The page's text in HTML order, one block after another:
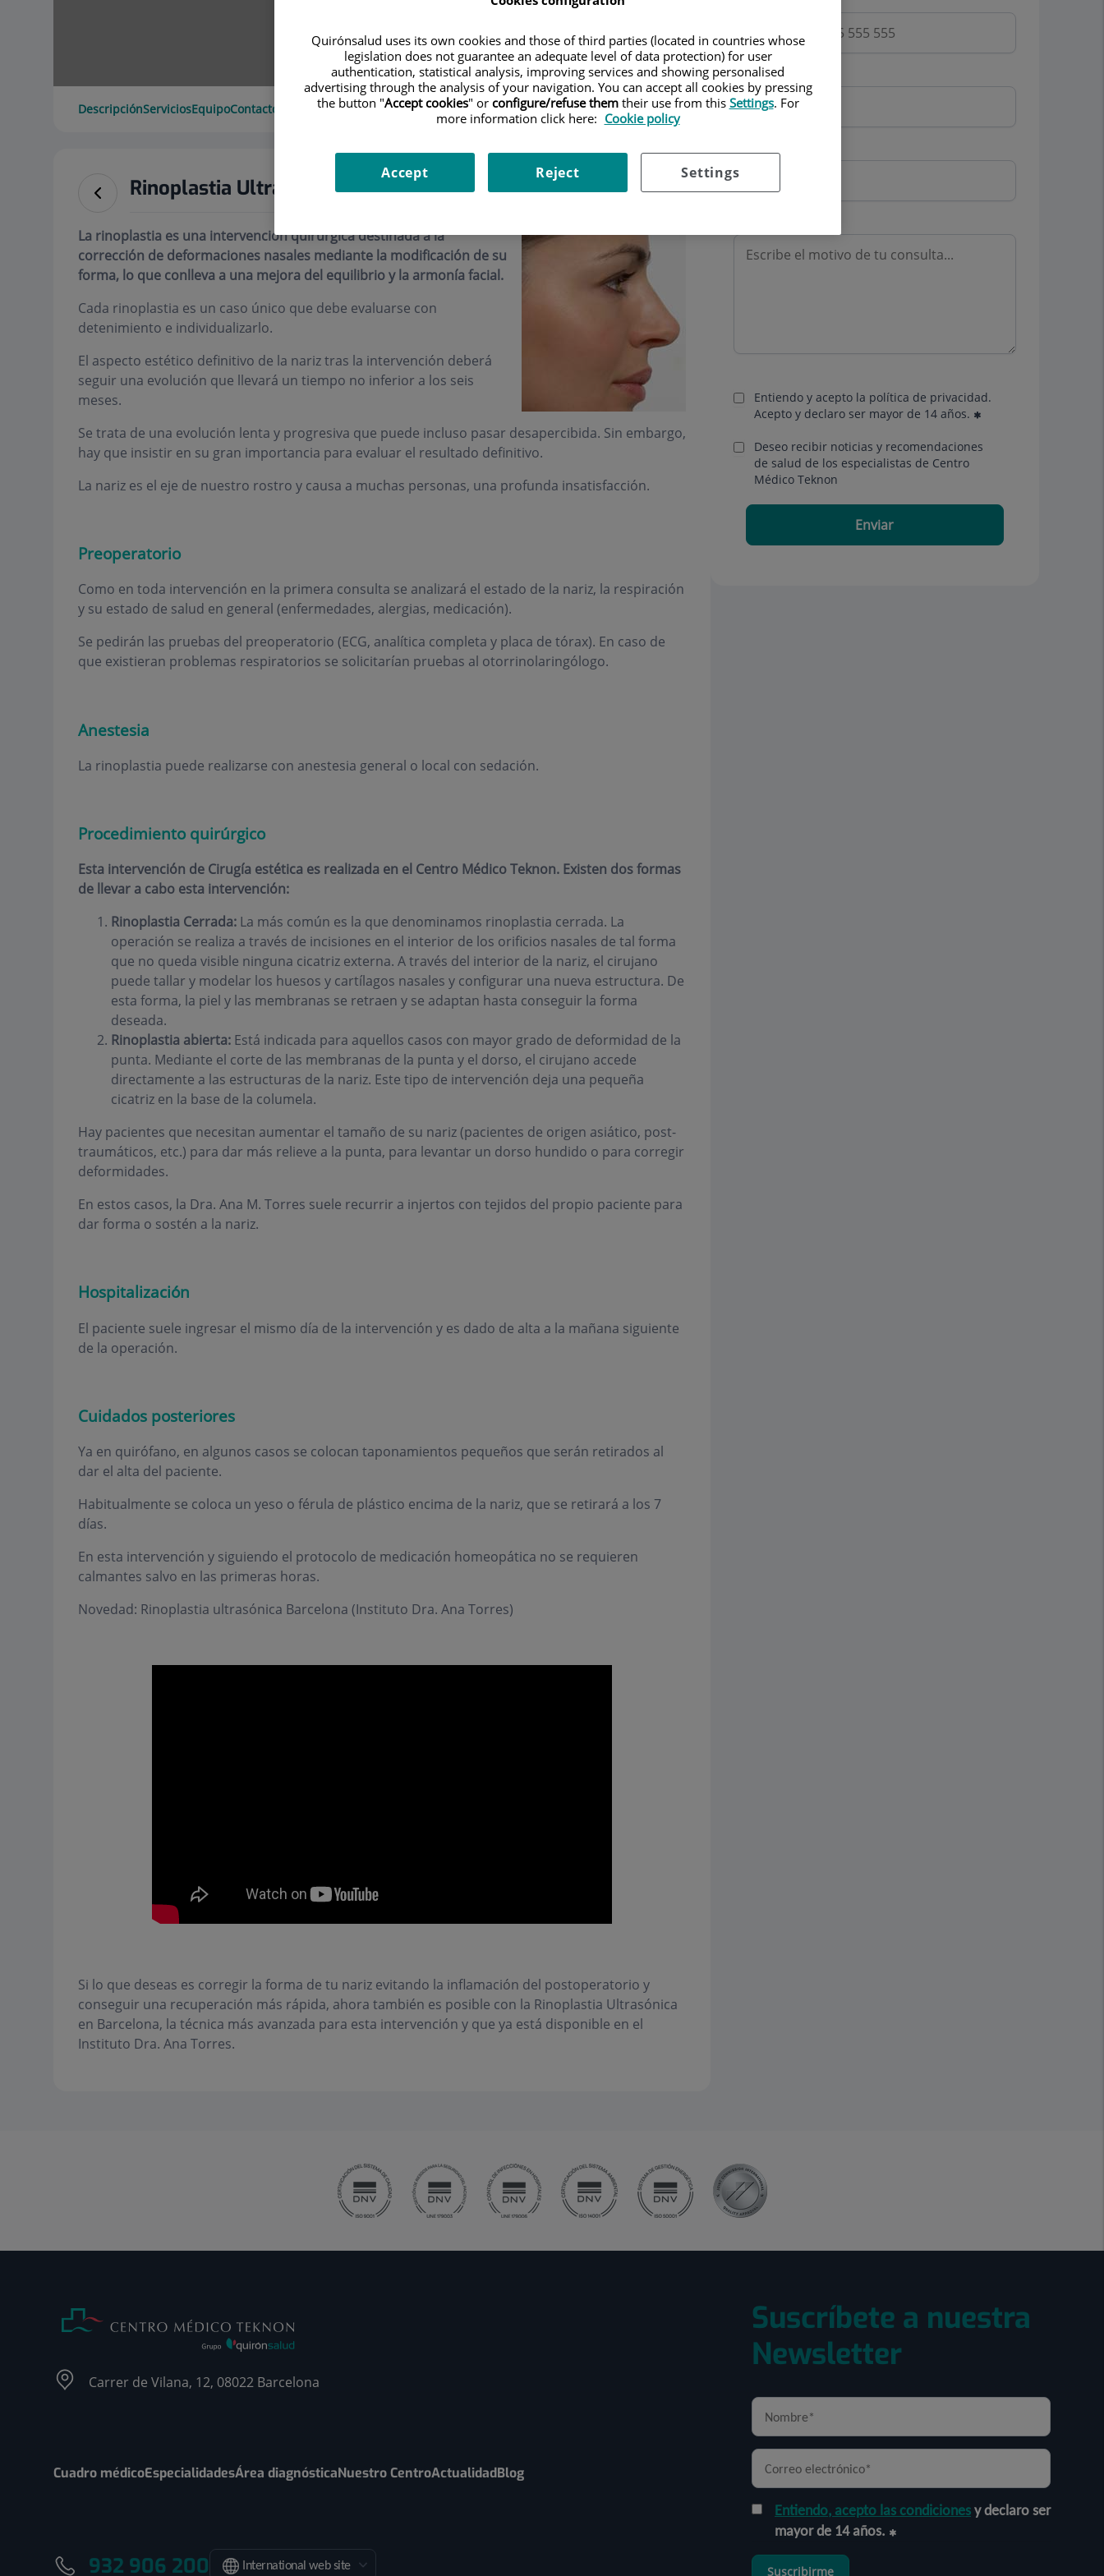
DescripciónServiciosEquipoContacto Datos de interésHorario
Rinoplastia Ultrasónica
La rinoplastia es una intervención quirúrgica destinada a la
corrección de deformaciones nasales mediante la modificación de su
forma, lo que conlleva a una mejora del equilibrio y la armonía facial.
Cada rinoplastia es un caso único que debe evaluarse con
detenimiento e individualizarlo.
El aspecto estético definitivo de la nariz tras la intervención deberá
seguir una evolución que llevará un tiempo no inferior a los seis
meses.
Se trata de una evolución lenta y progresiva que puede incluso pasar desapercibida. Sin embargo,
hay que insistir en su gran importancia para evaluar el resultado definitivo.
La nariz es el eje de nuestro rostro y causa a muchas personas, una profunda insatisfacción.
Preoperatorio
Como en toda intervención en la primera consulta se analizará el estado de la nariz, la respiración
y su estado de salud en general (enfermedades, alergias, medicación).
Se pedirán las pruebas del preoperatorio (ECG, analítica completa y placa de tórax). En caso de
que existieran problemas respiratorios se solicitarían pruebas al otorrinolaringólogo.
Anestesia
La rinoplastia puede realizarse con anestesia general o local con sedación.
Procedimiento quirúrgico
Esta intervención de Cirugía estética es realizada en el Centro Médico Teknon. Existen dos formas
de llevar a cabo esta intervención:
Rinoplastia Cerrada:La más común es la que denominamos rinoplastia cerrada. La
operación se realiza a través de incisiones en el interior de los orificios nasales de tal forma
que no queda visible ninguna cicatriz externa. A través del interior de la nariz, el cirujano
puede tallar y modelar los huesos y cartílagos nasales y configurar una nueva estructura. De
esta forma, la piel y las membranas se retraen y se adaptan hasta conseguir la forma
deseada.
Rinoplastia abierta:Está indicada para aquellos casos con mayor grado de deformidad de la
punta. Mediante el corte de las membranas de la punta y el dorso, el cirujano accede
directamente a las estructuras de la nariz. Este tipo de intervención deja una pequeña
cicatriz en la base de la columela.
Hay pacientes que necesitan aumentar el tamaño de su nariz (pacientes de origen asiático, post-
traumáticos, etc.) para dar más relieve a la punta, para levantar un dorso hundido o para corregir
deformidades.
En estos casos, la Dra. Ana M. Torres suele recurrir a injertos con tejidos del propio paciente para
dar forma o sostén a la nariz.
Hospitalización
El paciente suele ingresar el mismo día de la intervención y es dado de alta a la mañana siguiente
de la operación.
Cuidados posteriores
Ya en quirófano, en algunos casos se colocan taponamientos pequeños que serán retirados al
dar el alta del paciente.
Habitualmente se coloca un yeso o férula de plástico encima de la nariz, que se retirará a los 7
días.
En esta intervención y siguiendo el protocolo de medicación homeopática no se requieren
calmantes salvo en las primeras horas.
Novedad: Rinoplastia ultrasónica Barcelona (Instituto Dra. Ana Torres)
Si lo que deseas es corregir la forma de tu nariz evitando la inflamación del postoperatorio y
conseguir una recuperación más rápida, ahora también es posible con la Rinoplastia Ultrasónica
en Barcelona, la técnica más avanzada para esta intervención y que ya está disponible en el
Instituto Dra. Ana Torres.
Email
Entiendo y acepto la política de privacidad.
Acepto y declaro ser mayor de 14 años.
Deseo recibir noticias y recomendaciones
de salud de los especialistas de Centro
Médico Teknon
Enviar
Carrer de Vilana, 12, 08022 Barcelona
Cuadro médicoEspecialidadesÁrea diagnósticaNuestro CentroActualidadBlog
932 906 200 International web site
Suscríbete a nuestra
Newsletter
Entiendo, acepto las condicionesy declaro ser
mayor de 14 años.
Suscribirme
Quirónsalud uses its own cookies and those of third parties (located in countries whose
legislation does not guarantee an adequate level of data protection) for user
authentication, statistical analysis, improving services and showing personalised
advertising through the analysis of your navigation. You can accept all cookies by pressing
the button "Accept cookies" or configure/refuse themtheir use from this Settings. For
more information click here: Cookie policy
Settings
Reject
Accept